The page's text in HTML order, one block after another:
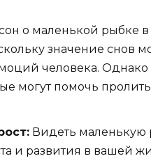
сон о маленькой рыбке
значение снов
человека. Однако
могут помочь пролить
Видеть маленькую
и развития в вашей